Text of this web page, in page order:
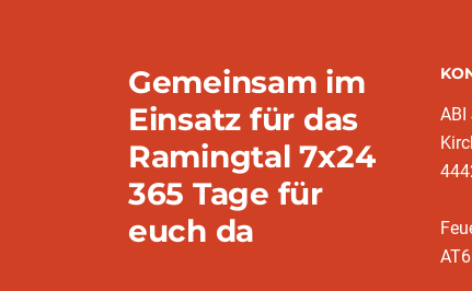
Gemeinsam im
Einsatz für das
Ramingtal 7x24
365 Tage für
euch da
ABI